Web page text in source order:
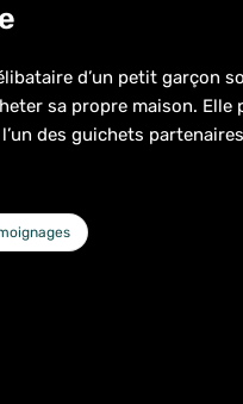
d’un petit garçon
sa propre maison. Elle
des guichets
: